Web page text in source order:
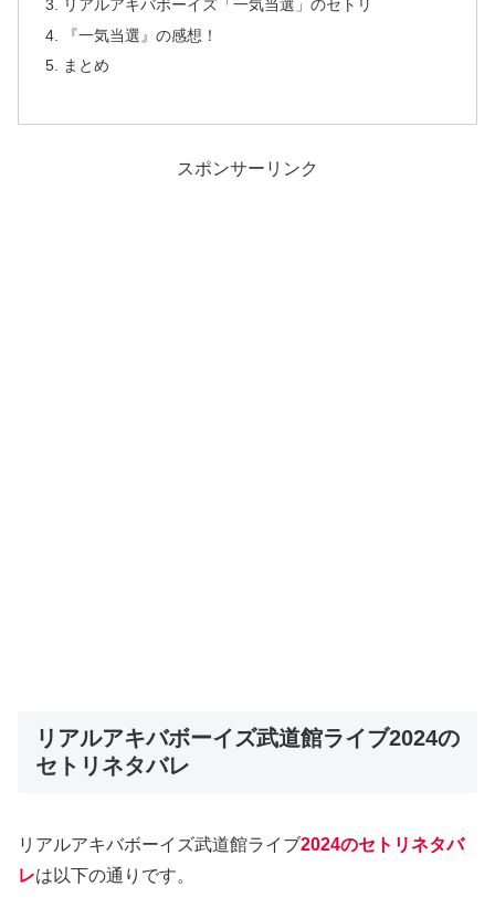
リアルアキバボーイズ「一気当選」のセトリ
『一気当選』の感想！
まとめ
スポンサーリンク
リアルアキバボーイズ武道館ライブ2024の
セトリネタバレ
リアルアキバボーイズ武道館ライブ2024のセトリネタバ
レは以下の通りです。